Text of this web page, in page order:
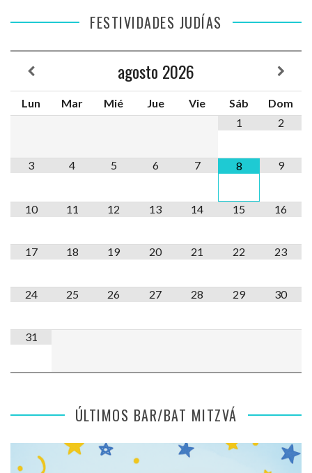
FESTIVIDADES JUDÍAS
agosto 2026
Lun Mar Mié Jue Vie Sáb
Dom
1
2
3 4 5 6 7 8 9
10 11 12 13 14 15 16
17 18 19 20 21 22 23
24 25 26 27 28 29 30
31
ÚLTIMOS BAR/BAT MITZVÁ